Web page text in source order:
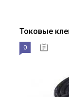
Токовые
0